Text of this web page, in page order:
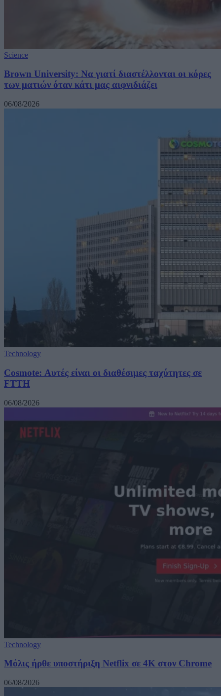
Science
Brown University: Να γιατί διαστέλλονται οι κόρες
των ματιών όταν κάτι μας αιφνιδιάζει
06/08/2026
Technology
Cosmote: Αυτές είναι οι διαθέσιμες ταχύτητες σε
FTTH
06/08/2026
Technology
Μόλις ήρθε υποστήριξη Netflix σε 4K στον Chrome
06/08/2026